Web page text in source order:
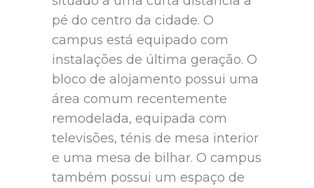
pé do centro da cidade. O
campus está equipado com
instalações de última geração. O
bloco de alojamento possui uma
área comum recentemente
remodelada, equipada com
televisões, ténis de mesa interior
e uma mesa de bilhar. O campus
também possui um espaço de